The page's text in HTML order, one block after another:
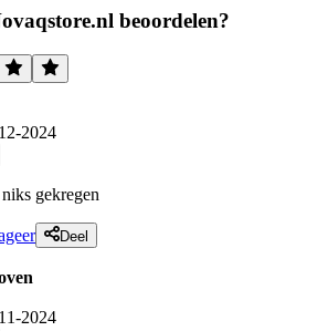
beoordelen?
2024
gekregen
Deel
2024